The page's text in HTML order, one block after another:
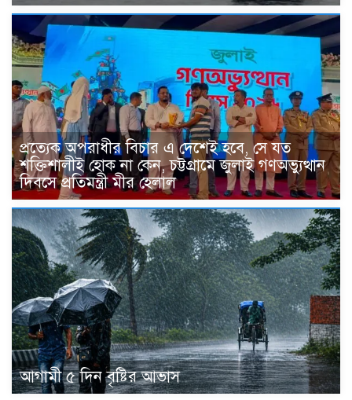
প্রত্যেক অপরাধীর বিচার এ দেশেই হবে, সে যত
শক্তিশালীই হোক না কেন, চট্টগ্রামে জুলাই গণঅভ্যুত্থান
দিবসে প্রতিমন্ত্রী মীর হেলাল
আগামী ৫ দিন বৃষ্টির আভাস